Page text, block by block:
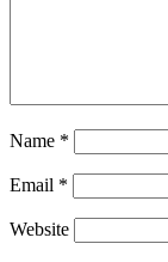
Name *
Email *
Website